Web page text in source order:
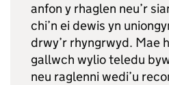
anfon y rhaglen neu’r
chi’n ei dewis yn
drwy’r rhyngrwyd. Mae
gallwch wylio teledu
neu raglenni wedi’u